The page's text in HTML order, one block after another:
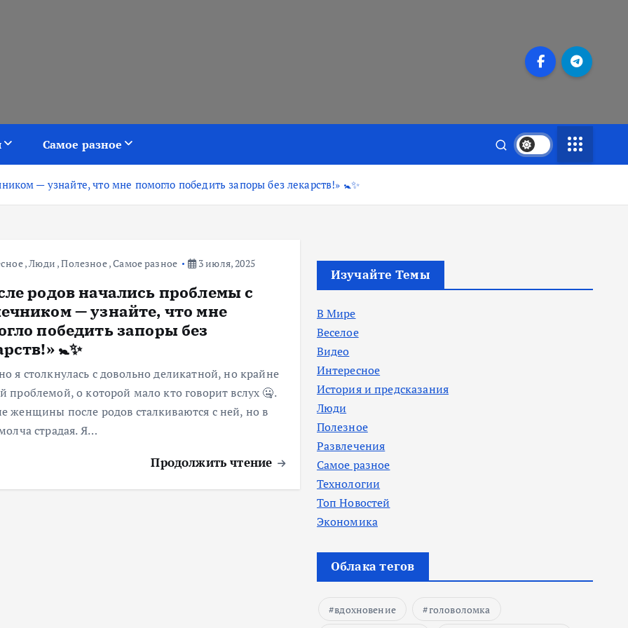
Самое разное
— узнайте, что мне помогло победить запоры без лекарств!» 🚼✨
,Люди ,Полезное,Самое разное 3 июля, 2025
родов начались проблемы с
— узнайте, что мне
победить запоры без
🚼✨
я столкнулась с довольно деликатной, но крайне
проблемой, о которой мало кто говорит вслух 🤐.
женщины после родов сталкиваются с ней, но в
страдая. Я…
Продолжить чтение
Изучайте Темы
В Мире
Веселое
Видео
Интересное
История и предсказания
Люди
Полезное
Развлечения
Самое разное
Технологии
Топ Новостей
Экономика
Облака тегов
вдохновение
головоломка